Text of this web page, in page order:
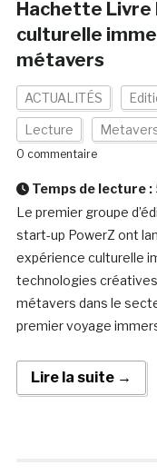
Hachette Livre
culturelle
métavers
ACTUALITÉS
Lecture
0 commentaire
Temps de lecture :
Le premier groupe
start-up PowerZ ont
expérience culturelle
technologies
métavers dans le
premier voyage
Lire la suite →